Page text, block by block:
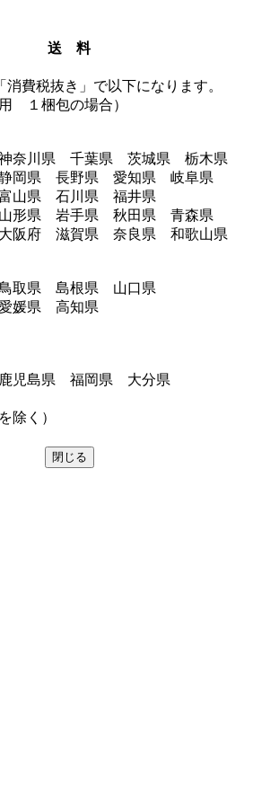
送 料
費税抜き」で以下になります。
１梱包の場合）
奈川県 千葉県 茨城県 栃木県
岡県 長野県 愛知県 岐阜県
山県 石川県 福井県
形県 岩手県 秋田県 青森県
阪府 滋賀県 奈良県 和歌山県
取県 島根県 山口県
媛県 高知県
児島県 福岡県 大分県
除く）